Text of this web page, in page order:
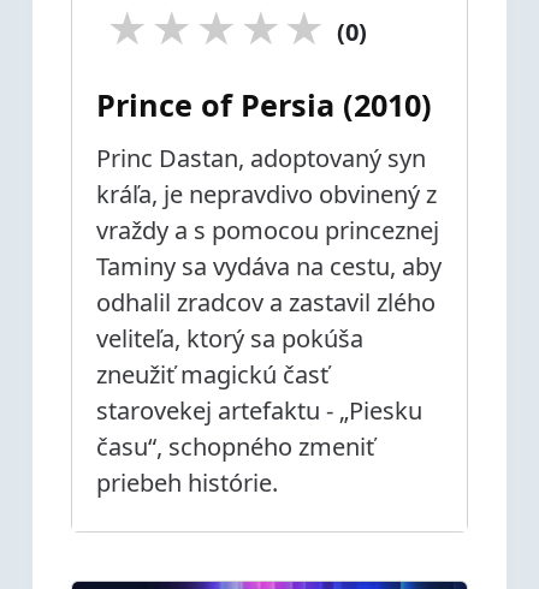
★
★
★
★
★ (0)
Prince of Persia (2010)
Princ Dastan, adoptovaný syn
kráľa, je nepravdivo obvinený z
vraždy a s pomocou princeznej
Taminy sa vydáva na cestu, aby
odhalil zradcov a zastavil zlého
veliteľa, ktorý sa pokúša
zneužiť magickú časť
starovekej artefaktu - „Piesku
času“, schopného zmeniť
priebeh histórie.